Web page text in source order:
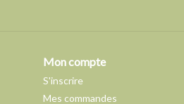
Mon compte
S'inscrire
Mes commandes